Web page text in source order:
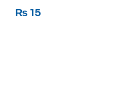
₨ 15